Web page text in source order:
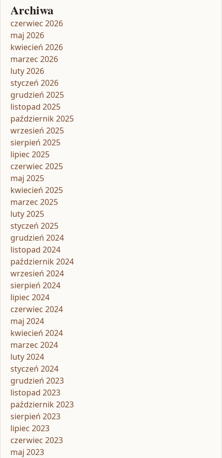
Archiwa
czerwiec 2026
maj 2026
kwiecień 2026
marzec 2026
luty 2026
styczeń 2026
grudzień 2025
listopad 2025
październik 2025
wrzesień 2025
sierpień 2025
lipiec 2025
czerwiec 2025
maj 2025
kwiecień 2025
marzec 2025
luty 2025
styczeń 2025
grudzień 2024
listopad 2024
październik 2024
wrzesień 2024
sierpień 2024
lipiec 2024
czerwiec 2024
maj 2024
kwiecień 2024
marzec 2024
luty 2024
styczeń 2024
grudzień 2023
listopad 2023
październik 2023
sierpień 2023
lipiec 2023
czerwiec 2023
maj 2023